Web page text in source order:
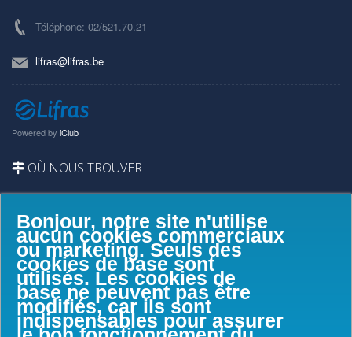
Bonjour, notre site n'utilise
aucun cookies commerciaux
ou marketing. Seuls des
cookies de base sont
utilisés. Les cookies de
base ne peuvent pas être
modifiés, car ils sont
indispensables pour assurer
Téléphone: 02/521.70.21
lifras@lifras.be
Powered by iClub
OÙ NOUS TROUVER